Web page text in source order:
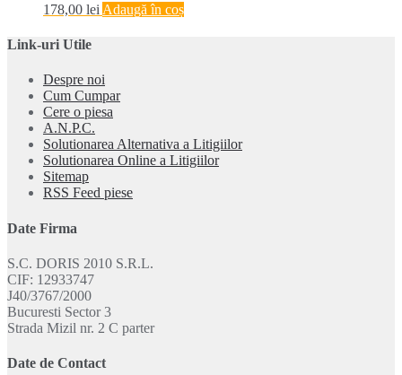
178,00 lei Adaugă în coș
Link-uri Utile
Despre noi
Cum Cumpar
Cere o piesa
A.N.P.C.
Solutionarea Alternativa a Litigiilor
Solutionarea Online a Litigiilor
Sitemap
RSS Feed piese
Date Firma
S.C. DORIS 2010 S.R.L.
CIF: 12933747
J40/3767/2000
Bucuresti Sector 3
Strada Mizil nr. 2 C parter
Date de Contact